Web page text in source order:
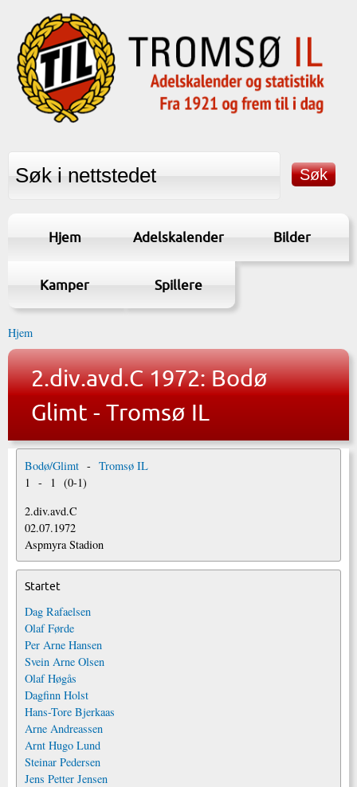
Hjem Adelskalender Bilder
Kamper Spillere
Hjem
2.div.avd.C 1972: Bodø
Glimt - Tromsø IL
Bodø/Glimt - Tromsø IL
1 - 1 (0-1)
2.div.avd.C
02.07.1972
Aspmyra Stadion
Startet
Dag Rafaelsen
Olaf Førde
Per Arne Hansen
Svein Arne Olsen
Olaf Høgås
Dagfinn Holst
Hans-Tore Bjerkaas
Arne Andreassen
Arnt Hugo Lund
Steinar Pedersen
Jens Petter Jensen